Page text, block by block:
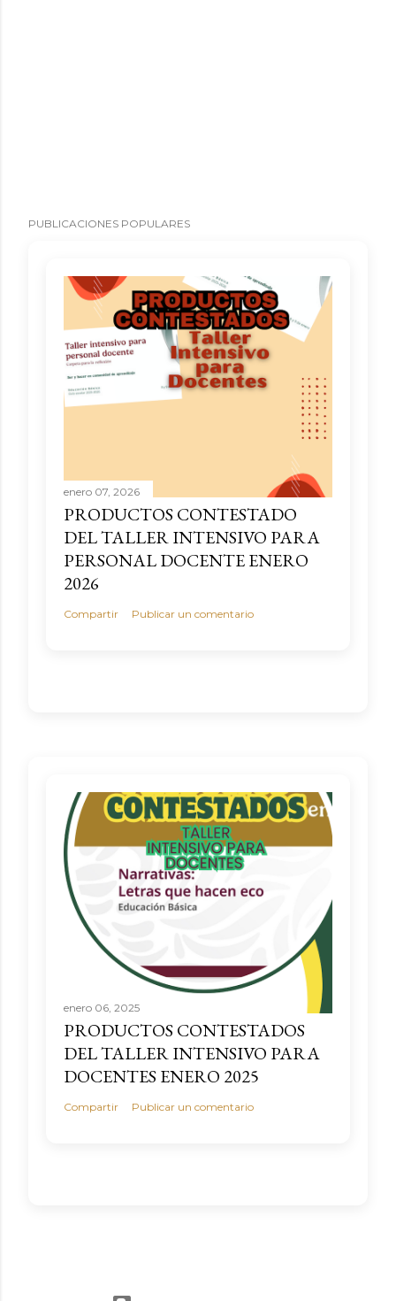
PUBLICACIONES POPULARES
enero 07, 2026
PRODUCTOS CONTESTADO
DEL TALLER INTENSIVO PARA
PERSONAL DOCENTE ENERO
2026
Compartir Publicar un comentario
enero 06, 2025
PRODUCTOS CONTESTADOS
DEL TALLER INTENSIVO PARA
DOCENTES ENERO 2025
Compartir Publicar un comentario